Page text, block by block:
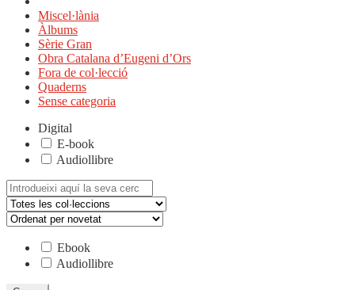
Miscel·lània
Àlbums
Sèrie Gran
Obra Catalana d’Eugeni d’Ors
Fora de col·lecció
Quaderns
Sense categoria
Digital
E-book
Audiollibre
Cerca:
Ebook
Audiollibre